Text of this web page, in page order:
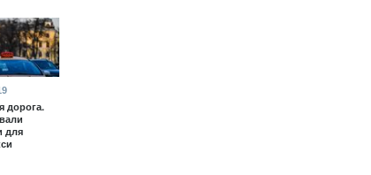
дорога.
для